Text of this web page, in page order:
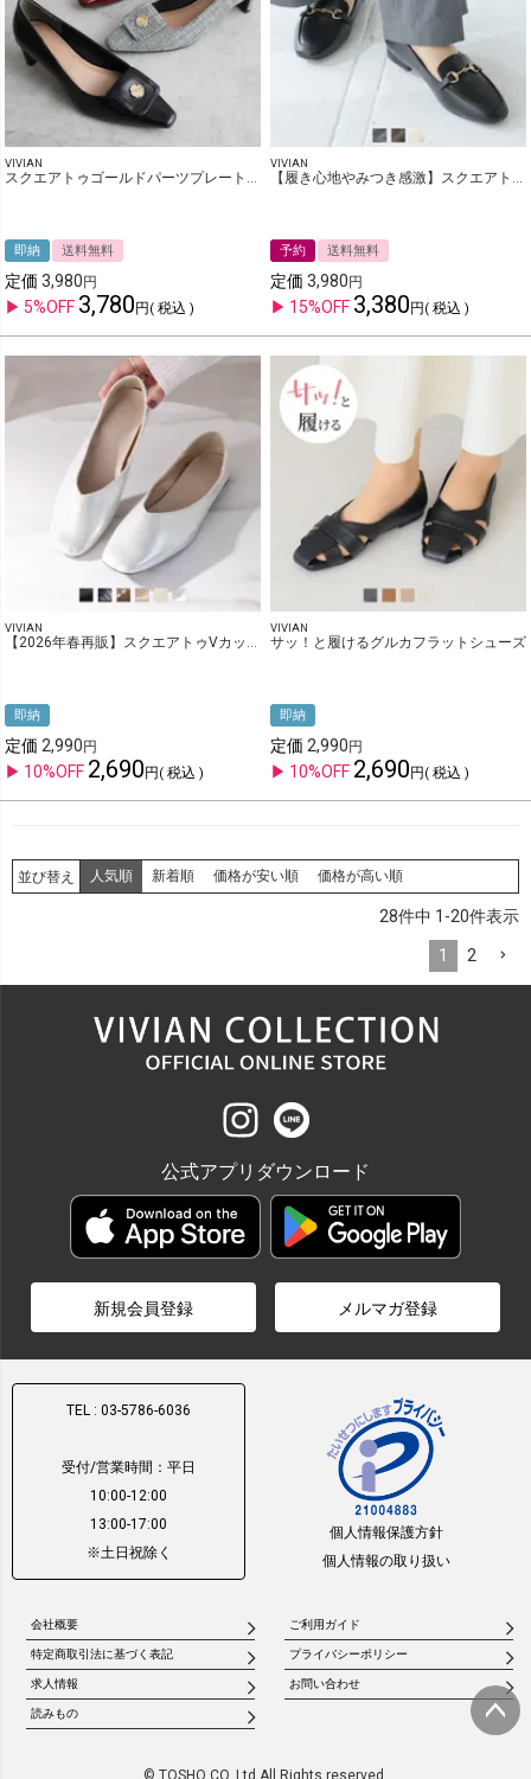
VIVIAN
スクエアトゥゴールドパーツプレートヒールパンプス
即納 送料無料
定価 3,980
5%OFF 3,780 税込
VIVIAN
【履き心地やみつき感激】スクエアトゥ2cmヒールビット付き感激ローファーパンプス
予約 送料無料
定価 3,980
15%OFF 3,380 税込
VIVIAN
【2026年春再販】スクエアトゥVカットバブーシュ
即納
定価 2,990
10%OFF 2,690 税込
VIVIAN
サッ！と履けるグルカフラットシューズ
即納
定価 2,990
10%OFF 2,690 税込
並び替え 人気順 新着順 価格が安い順 価格が高い順
28件中 1-20件表示
1 2
公式アプリダウンロード
新規会員登録 メルマガ登録
TEL : 03-5786-6036
受付/営業時間：平日
10:00-12:00
13:00-17:00
※土日祝除く
個人情報保護方針
個人情報の取り扱い
会社概要 ご利用ガイド
特定商取引法に基づく表記 プライバシーポリシー
求人情報 お問い合わせ
読みもの